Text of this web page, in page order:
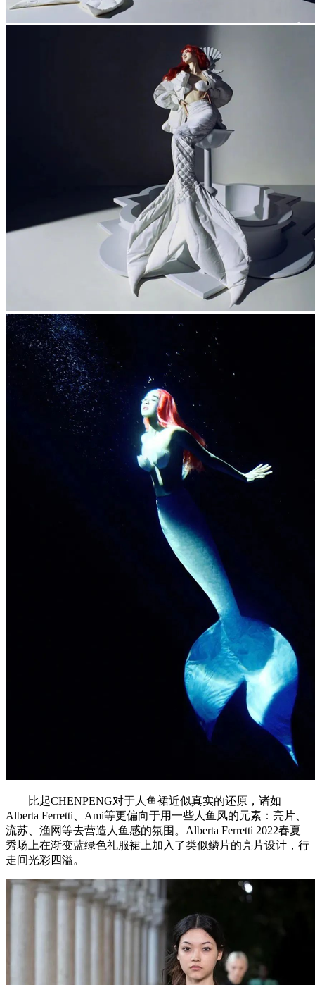
比起CHENPENG对于人鱼裙近似真实的还原，诸如
Alberta Ferretti、Ami等更偏向于用一些人鱼风的元素：亮片、
流苏、渔网等去营造人鱼感的氛围。Alberta Ferretti 2022春夏
秀场上在渐变蓝绿色礼服裙上加入了类似鳞片的亮片设计，行
走间光彩四溢。